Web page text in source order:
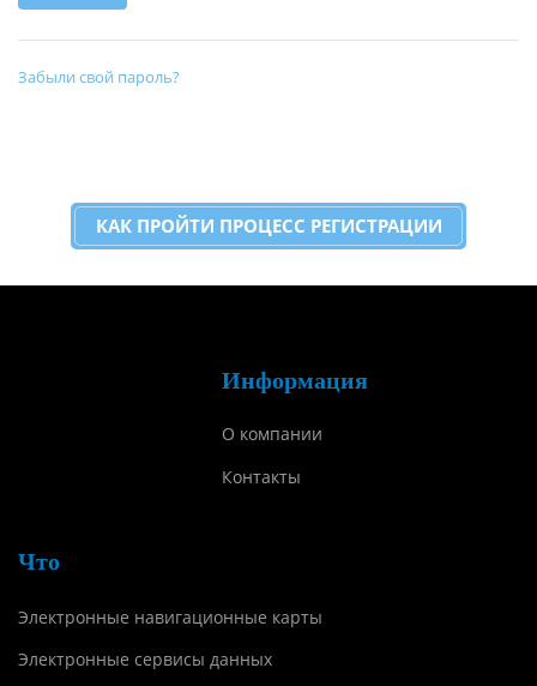
Забыли свой пароль?
КАК ПРОЙТИ ПРОЦЕСС РЕГИСТРАЦИИ
Информация
О компании
Контакты
Что
Электронные навигационные карты
Электронные сервисы данных